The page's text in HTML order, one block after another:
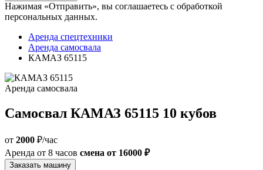
Нажимая «Отправить», вы соглашаетесь с обработкой
персональных данных.
Аренда спецтехники
Аренда самосвала
КАМАЗ 65115
Аренда самосвала
Самосвал КАМАЗ 65115 10 кубов
от 2000 ₽/час
Аренда от 8 часов смена от 16000 ₽
Заказать машину